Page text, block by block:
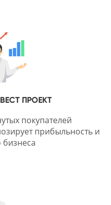
ПРОЕКТ
покупателей
прибыльность и
бизнеса